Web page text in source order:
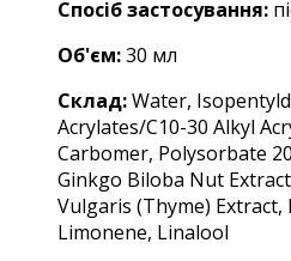
Спосіб застосування:
Об'єм:30 мл
Склад:Water,
Acrylates/C10-30 Alkyl
Carbomer, Polysorbate
Ginkgo Biloba Nut
Vulgaris (Thyme)
Limonene, Linalool